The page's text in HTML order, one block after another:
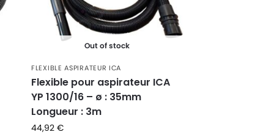
Out of stock
FLEXIBLE ASPIRATEUR ICA
Flexible pour aspirateur ICA
YP 1300/16 – ø : 35mm
Longueur : 3m
44,92€